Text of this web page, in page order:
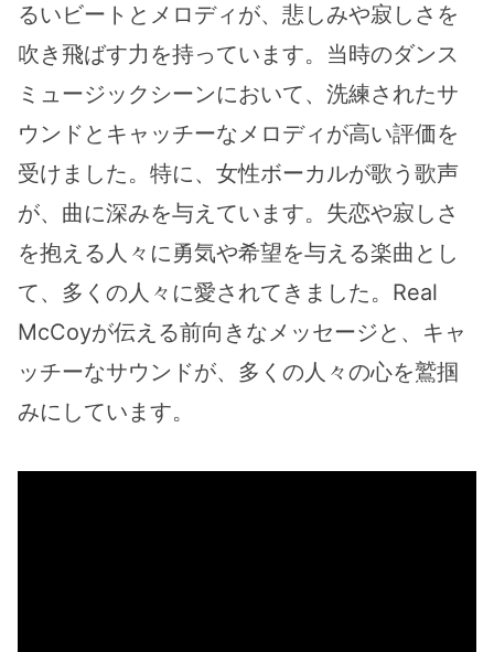
るいビートとメロディが、悲しみや寂しさを
吹き飛ばす力を持っています。当時のダンス
ミュージックシーンにおいて、洗練されたサ
ウンドとキャッチーなメロディが高い評価を
受けました。特に、女性ボーカルが歌う歌声
が、曲に深みを与えています。失恋や寂しさ
を抱える人々に勇気や希望を与える楽曲とし
て、多くの人々に愛されてきました。Real
McCoyが伝える前向きなメッセージと、キャ
ッチーなサウンドが、多くの人々の心を鷲掴
みにしています。